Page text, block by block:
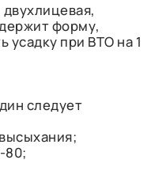
форму,
усадку при ВТО на 1
следует
80;